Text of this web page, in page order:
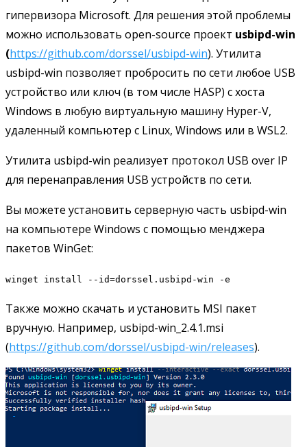
гипервизора Microsoft. Для решения этой проблемы
можно использовать open-source проект usbipd-win
(https://github.com/dorssel/usbipd-win). Утилита
usbipd-win позволяет пробросить по сети любое USB
устройство или ключ (в том числе HASP) с хоста
Windows в любую виртуальную машину Hyper-V,
удаленный компьютер с Linux, Windows или в WSL2.
Утилита usbipd-win реализует протокол USB over IP
для перенаправления USB устройств по сети.
Вы можете установить серверную часть usbipd-win
на компьютере Windows с помощью менджера
пакетов WinGet:
winget install --id=dorssel.usbipd-win -e
Также можно скачать и установить MSI пакет
вручную. Например, usbipd-win_2.4.1.msi
(https://github.com/dorssel/usbipd-win/releases).